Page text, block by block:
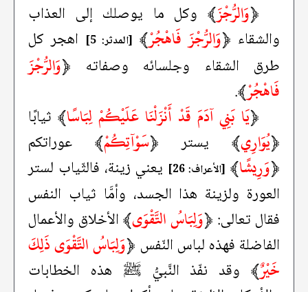
﴿وَالرُّجْزَ﴾ وكل ما يوصلك إلى العذاب
والشقاء ﴿وَالرُّجْزَ فَاهْجُرْ﴾ [المدثر: 5]
اهجر كل
طرق الشقاء وجلسائه وصفاته ﴿وَالرُّجْزَ
فَاهْجُرْ﴾.
﴿يَا بَنِي آدَمَ قَدْ أَنْزَلْنَا عَلَيْكُمْ لِبَاسًا﴾ثيابًا
﴿يُوَارِي﴾ يستر ﴿سَوْآتِكُمْ﴾ عوراتكم
﴿وَرِيشًا﴾ [الأعراف: 26]
يعني زينة، فالثّياب لستر
العورة ولزينة هذا الجسد، وأمَّا ثياب النفس
فقال تعالى: ﴿وَلِبَاسُ التَّقْوَى﴾الأخلاق والأعمال
الفاضلة فهذه لباس النّفس ﴿وَلِبَاسُ التَّقْوَى ذَلِكَ
خَيْرٌ﴾ وقد نفّذ النَّبيُّ ﷺ هذه الخطابات